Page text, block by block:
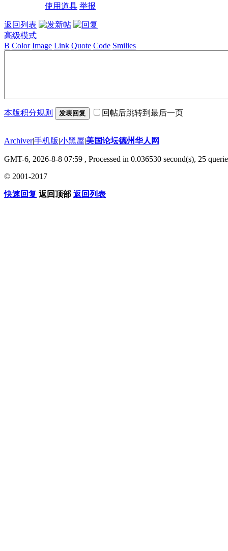
使用道具 举报
返回列表
高级模式
B Color Image Link Quote Code Smilies
本版积分规则 发表回复 回帖后跳转到最后一页
Archiver|手机版|小黑屋|美国论坛德州华人网
GMT-6, 2026-8-8 07:59 , Processed in 0.036530 second(s), 25
© 2001-2017
快速回复 返回顶部 返回列表